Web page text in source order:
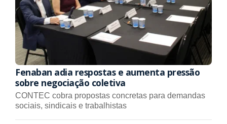
Fenaban adia respostas e aumenta pressão
sobre negociação coletiva
CONTEC cobra propostas concretas para demandas
sociais, sindicais e trabalhistas